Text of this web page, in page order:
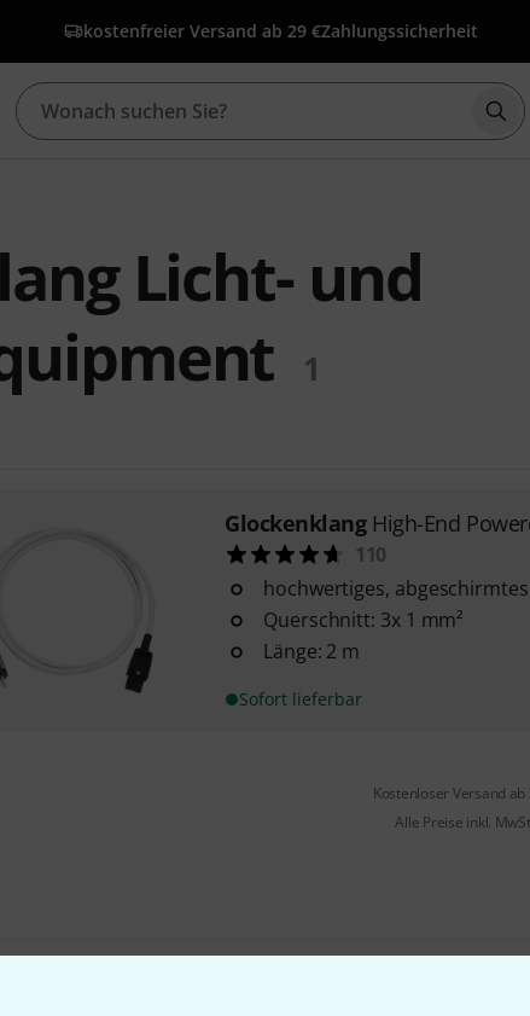
kostenfreier Versand ab 29 €Zahlungssicherheit
Licht- und
1
Glockenklang High-End
110
hochwertiges,
Querschnitt: 3x 1 mm²
Länge: 2 m
Sofort lieferbar
Kostenloser Versand ab
Alle Preise inkl.